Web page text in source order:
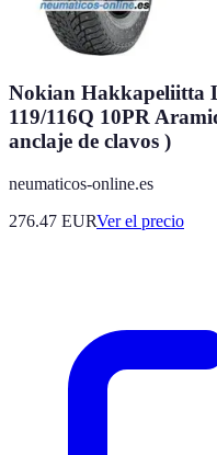
Nokian Hakkapeliitta
119/116Q 10PR
anclaje de clavos )
neumaticos-online.es
276.47 EURVer el precio